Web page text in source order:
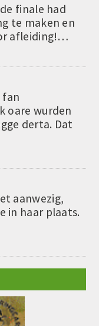
finale had
te maken en
afleiding!…
fan
oare wurden
derta. Dat
aanwezig,
in haar plaats.